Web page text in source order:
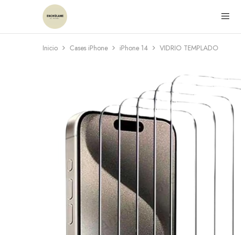
Enchulame
Tienda
Inicio Cases iPhone iPhone 14 VIDRIO TEMPLADO